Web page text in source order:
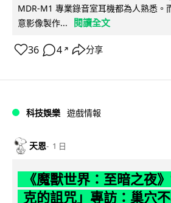
MDR-M1 專業錄音室耳機都為人熟悉。
意影像製作...
閱讀全文
36 4 ↗ 分享
科技娛樂 遊戲情報
天恩 1 日
《魔獸世界：至暗之夜
克的詛咒」專訪：巢穴